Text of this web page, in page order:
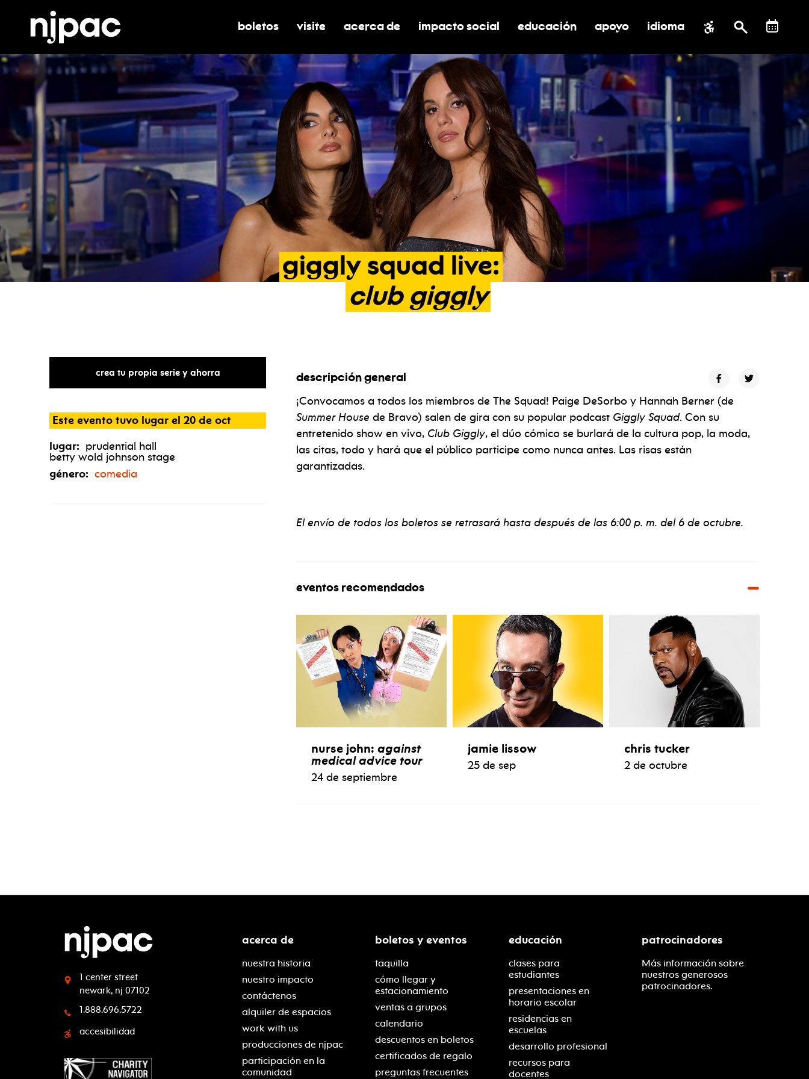
alternar submenú de boletos
boletos alternar submenú de visite
visite alternar submenú de acerca de
acerca de activar/desactivar el submenú de impacto social
impacto social alternar submenú de educación
educación alternar submenú de asistencia
apoyo idioma
giggly squad live:
club giggly
crea tu propia serie y ahorra
Este evento tuvo lugar el 20 de oct
lugar: prudential hall
betty wold johnson stage
género: comedia
descripción general
¡Convocamos a todos los miembros de The Squad! Paige DeSorbo y Hannah Berner (de
Summer House de Bravo) salen de gira con su popular podcast Giggly Squad. Con su
entretenido show en vivo, Club Giggly, el dúo cómico se burlará de la cultura pop, la moda,
las citas, todo y hará que el público participe como nunca antes. Las risas están
garantizadas.
El envío de todos los boletos se retrasará hasta después de las 6:00 p. m. del 6 de octubre.
eventos recomendados
nurse john: against
medical advice tour
24 de septiembre
jamie lissow
25 de sep
chris tucker
2 de octubre
1 center street
newark, nj 07102
1.888.696.5722
accesibilidad
acerca de
nuestra historia
nuestro impacto
contáctenos
alquiler de espacios
work with us
producciones de njpac
participación en la
comunidad
boletos y eventos
taquilla
cómo llegar y
estacionamiento
ventas a grupos
calendario
descuentos en boletos
certificados de regalo
preguntas frecuentes
educación
clases para
estudiantes
presentaciones en
horario escolar
residencias en
escuelas
desarrollo profesional
recursos para
docentes
patrocinadores
Más información sobre
nuestros generosos
patrocinadores.